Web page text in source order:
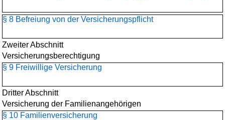
§ 8 Befreiung von der Versicherungspflicht
Zweiter Abschnitt
Versicherungsberechtigung
§ 9 Freiwillige Versicherung
Dritter Abschnitt
Versicherung der Familienangehörigen
§ 10 Familienversicherung